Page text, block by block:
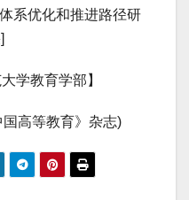
系优化和推进路径研
教育学部】
高等教育》杂志)